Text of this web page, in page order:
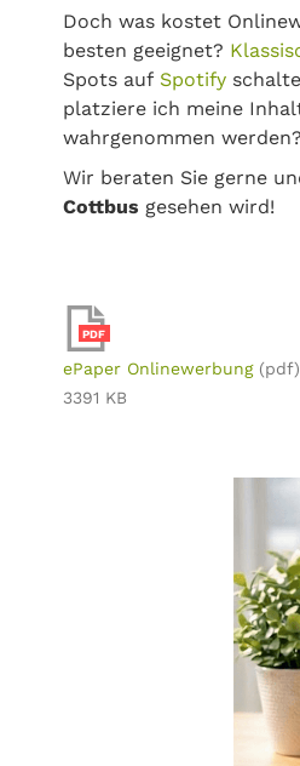
Doch was kostet
besten geeignet?
Spots auf Spotify
platziere ich meine
wahrgenommen werden?
Wir beraten Sie gerne
Cottbus gesehen wird!
PDF
ePaper Onlinewerbung (pdf)
3391 KB